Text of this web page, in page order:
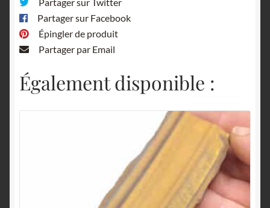
Partager sur Facebook
Épingler de produit
Partager par Email
Également disponible :